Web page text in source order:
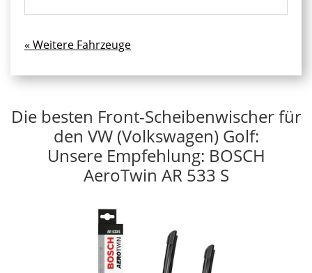
Die besten Front-Scheibenwischer für
den VW (Volkswagen) Golf:
Unsere Empfehlung: BOSCH
AeroTwin AR 533 S